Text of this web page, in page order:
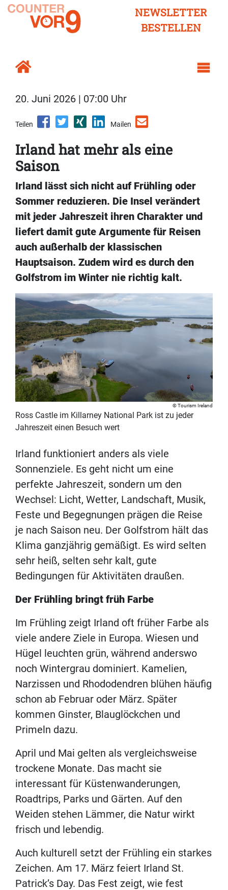
NEWSLETTER
BESTELLEN
20. Juni 2026 | 07:00 Uhr
Teilen Mailen
Irland hat mehr als eine
Saison
Irland lässt sich nicht auf Frühling oder
Sommer reduzieren. Die Insel verändert
mit jeder Jahreszeit ihren Charakter und
liefert damit gute Argumente für Reisen
auch außerhalb der klassischen
Hauptsaison. Zudem wird es durch den
Golfstrom im Winter nie richtig kalt.
Tourism Ireland
Ross Castle im Killarney National Park ist zu jeder
Jahreszeit einen Besuch wert
Irland funktioniert anders als viele
Sonnenziele. Es geht nicht um eine
perfekte Jahreszeit, sondern um den
Wechsel: Licht, Wetter, Landschaft, Musik,
Feste und Begegnungen prägen die Reise
je nach Saison neu. Der Golfstrom hält das
Klima ganzjährig gemäßigt. Es wird selten
sehr heiß, selten sehr kalt, gute
Bedingungen für Aktivitäten draußen.
Der Frühling bringt früh Farbe
Im Frühling zeigt Irland oft früher Farbe als
viele andere Ziele in Europa. Wiesen und
Hügel leuchten grün, während anderswo
noch Wintergrau dominiert. Kamelien,
Narzissen und Rhododendren blühen häufig
schon ab Februar oder März. Später
kommen Ginster, Blauglöckchen und
Primeln dazu.
April und Mai gelten als vergleichsweise
trockene Monate. Das macht sie
interessant für Küstenwanderungen,
Roadtrips, Parks und Gärten. Auf den
Weiden stehen Lämmer, die Natur wirkt
frisch und lebendig.
Auch kulturell setzt der Frühling ein starkes
Zeichen. Am 17. März feiert Irland St.
Patrick’s Day. Das Fest zeigt, wie fest